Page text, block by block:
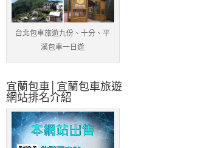
台北包車旅遊九份、十分、平
溪包車一日遊
宜蘭包車│宜蘭包車旅遊
網站排名介紹